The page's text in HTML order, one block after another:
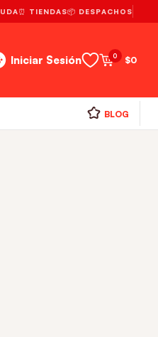
⏰ TIENDAS📦 DESPACHOS
Iniciar Sesión 0 $0
BLOG